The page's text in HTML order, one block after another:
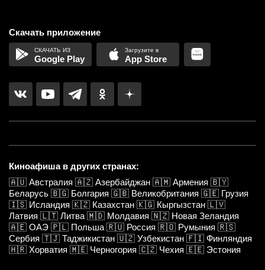
Скачать приложение
Google Play App Store
Киноафиша в других странах:
🇦🇺 Австралия 🇦🇿 Азербайджан 🇦🇲 Армения 🇧🇾
Беларусь 🇧🇬 Болгария 🇬🇧 Великобритания 🇬🇪 Грузия
🇮🇸 Исландия 🇰🇿 Казахстан 🇰🇬 Кыргызстан 🇱🇻
Латвия 🇱🇹 Литва 🇲🇩 Молдавия 🇳🇿 Новая Зеландия
🇦🇪 ОАЭ 🇵🇱 Польша 🇷🇺 Россия 🇷🇴 Румыния 🇷🇸
Сербия 🇹🇯 Таджикистан 🇺🇿 Узбекистан 🇫🇮 Финляндия
🇭🇷 Хорватия 🇲🇪 Черногория 🇨🇿 Чехия 🇪🇪 Эстония